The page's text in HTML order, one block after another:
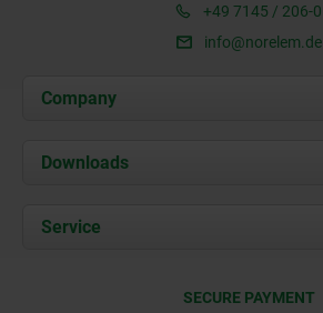
+49 7145 / 206-0
info@norelem.de
Company
About us
Career
Downloads
Documents
Service
SECURE PAYMENT